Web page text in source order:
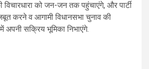
विचारधारा को जन-जन तक पहुंचाएंगे, और पार्टी
करने व आगामी विधानसभा चुनाव की
अपनी सक्रिय भूमिका निभाएंगे.